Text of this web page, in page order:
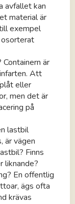
avfallet kan
material är
exempel
är
Att
eller
men det är
på
lastbil
är vägen
Finns
liknande?
En offentlig
ägs ofta
krävas